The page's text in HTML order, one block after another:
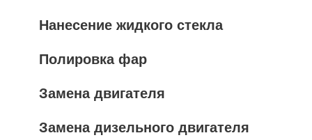
Нанесение жидкого стекла
Полировка фар
Замена двигателя
Замена дизельного двигателя